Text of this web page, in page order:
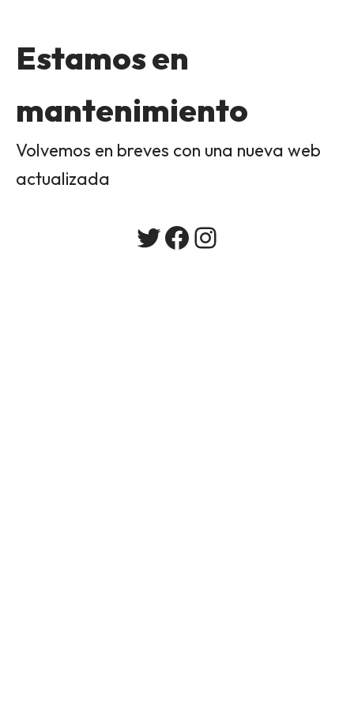
Estamos en
mantenimiento
Volvemos en breves con una nueva web
actualizada
Twitter
Facebook
Instagram